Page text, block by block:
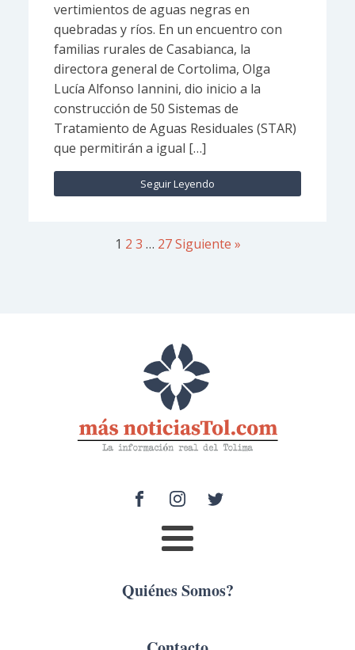
vertimientos de aguas negras en
quebradas y ríos. En un encuentro con
familias rurales de Casabianca, la
directora general de Cortolima, Olga
Lucía Alfonso Iannini, dio inicio a la
construcción de 50 Sistemas de
Tratamiento de Aguas Residuales (STAR)
que permitirán a igual […]
Seguir Leyendo
1 2 3 … 27 Siguiente »
Quiénes Somos?